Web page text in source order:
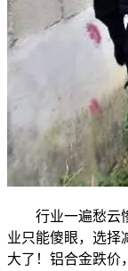
行业一遍愁云惨
业只能傻眼，选择
大了！铝合金跌价